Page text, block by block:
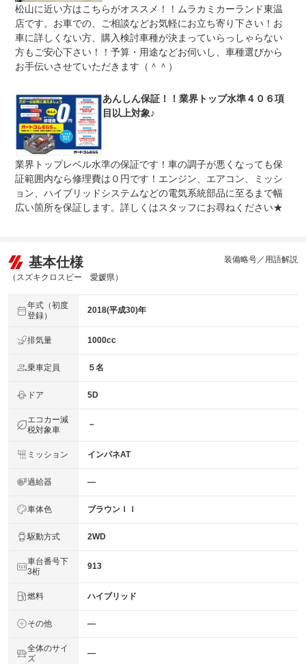
保証修理
受付先
弊社工場または全国の指定・認証工場又はディーラーに修
理可能！遠方のお客様もご安心頂けます。
法定整備 整備無 車両状態については販売店にご確認ください
松山に近い方はこちらがオススメ！！ムラカミカーランド東温
店です。お車での、ご相談などお気軽にお立ち寄り下さい！お
車に詳しくない方、購入検討車種が決まっていらっしゃらない
方もご安心下さい！！予算・用途などお伺いし、車種選びから
お手伝いさせていただきます（＾＾）
あんしん保証！！業界トップ水準４０６項
目以上対象♪
業界トップレベル水準の保証です！車の調子が悪くなっても保
証範囲内なら修理費は０円です！エンジン、エアコン、ミッシ
ョン、ハイブリッドシステムなどの電気系統部品に至るまで幅
広い箇所を保証します。詳しくはスタッフにお尋ねください★
基本仕様
（スズキクロスビー 愛媛県）
装備略号／用語解説
年式（初度
登録）
2018(平成30)年
排気量 1000cc
乗車定員 ５名
ドア 5D
エコカー減
税対象車
－
ミッション インパネAT
過給器 ―
車体色 ブラウンＩＩ
駆動方式 2WD
車台番号下
3桁
913
燃料 ハイブリッド
その他 ―
全体のサイ
ズ
―